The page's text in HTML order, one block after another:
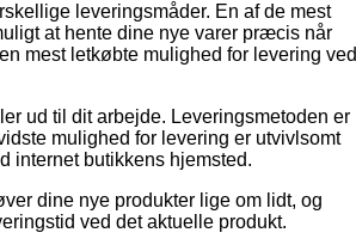
leveringsmåder. En af de mest
at hente dine nye varer præcis når
mest letkøbte mulighed for levering ved
ud til dit arbejde. Leveringsmetoden er
mulighed for levering er utvivlsomt
internet butikkens hjemsted.
dine nye produkter lige om lidt, og
ved det aktuelle produkt.